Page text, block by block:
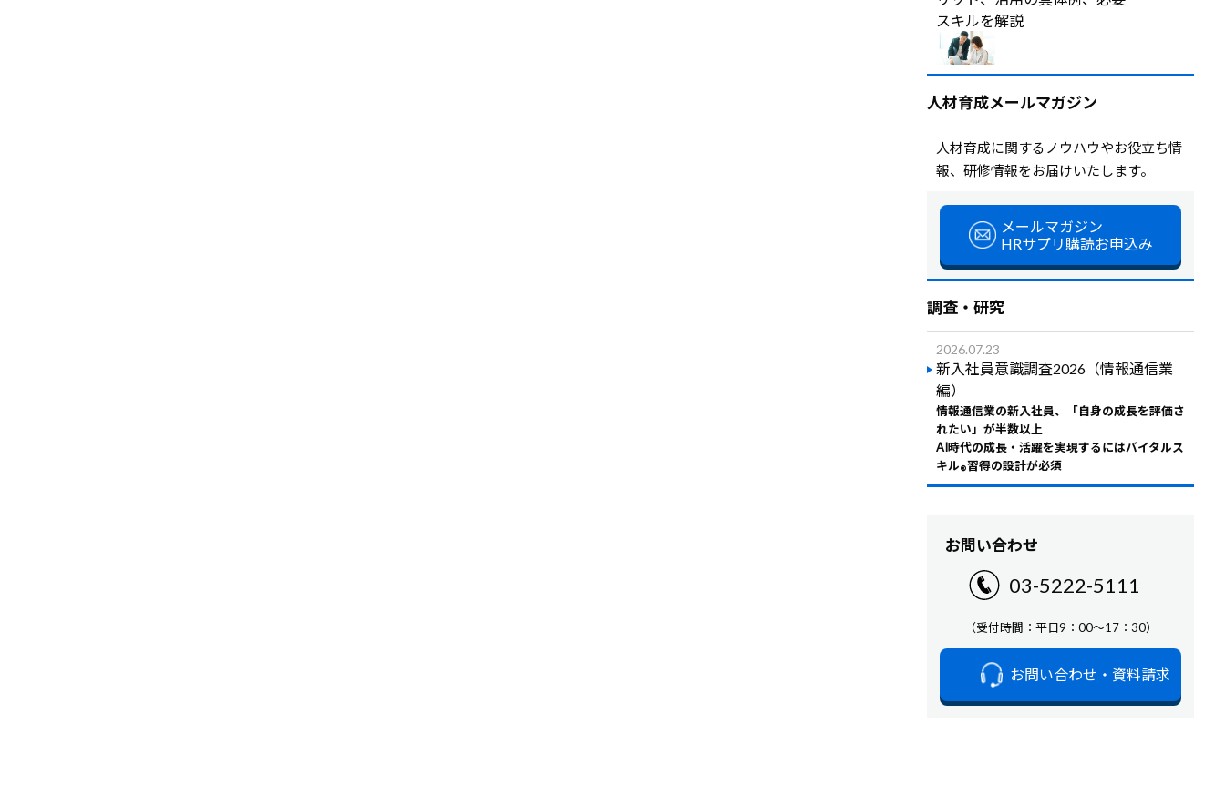
スキルを解説
人材育成メールマガジン
人材育成に関するノウハウやお役立ち情
報、研修情報をお届けいたします。
メールマガジン
HRサプリ購読お申込み
調査・研究
2026.07.23
新入社員意識調査2026（情報通信業
編）
情報通信業の新入社員、「自身の成長を評価さ
れたい」が半数以上
AI時代の成長・活躍を実現するにはバイタルス
キル®習得の設計が必須
お問い合わせ
03-5222-5111
（受付時間：平日9：00～17：30）
お問い合わせ・資料請求